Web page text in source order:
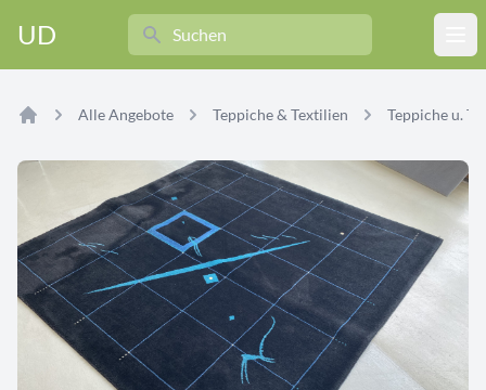
UD
Search
Alle Angebote Teppiche & Textilien Teppiche u.